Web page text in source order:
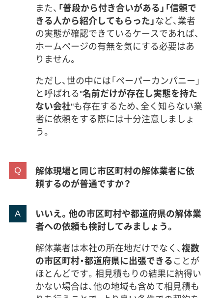
また、 「普段から付き合いがある」「信頼で
きる人から紹介してもらった」など、業者
の実態が確認できているケースであれば、
ホームページの有無を気にする必要はあ
りません。
ただし、世の中には「ペーパーカンパニー」
と呼ばれる"名前だけが存在し実態を持た
ない会社"も存在するため、全く知らない業
者に依頼をする際には十分注意しましょ
う。
解体現場と同じ市区町村の解体業者に依
頼するのが普通ですか？
いいえ。他の市区町村や都道府県の解体業
者への依頼も検討してみましょう。
解体業者は本社の所在地だけでなく、複数
の市区町村・都道府県に出張できることが
ほとんどです。相見積もりの結果に納得い
かない場合は、他の地域も含めて相見積も